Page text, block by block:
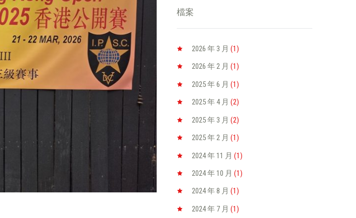
檔案
2026 年 3 月 (1)
2026 年 2 月 (1)
2025 年 6 月 (1)
2025 年 4 月 (2)
2025 年 3 月 (2)
2025 年 2 月 (1)
2024 年 11 月 (1)
2024 年 10 月 (1)
2024 年 8 月 (1)
2024 年 7 月 (1)